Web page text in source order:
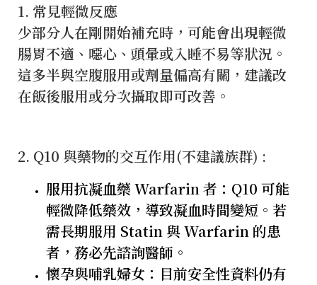
1️. 常見輕微反應
少部分人在剛開始補充時，可能會出現輕微
腸胃不適、噁心、頭暈或入睡不易等狀況。
這多半與空腹服用或劑量偏高有關，建議改
在飯後服用或分次攝取即可改善。
2️. Q10 與藥物的交互作用(不建議族群) :
服用抗凝血藥 Warfarin 者：Q10 可能
輕微降低藥效，導致凝血時間變短。若
需長期服用 Statin 與 Warfarin 的患
者，務必先諮詢醫師。
懷孕與哺乳婦女：目前安全性資料仍有